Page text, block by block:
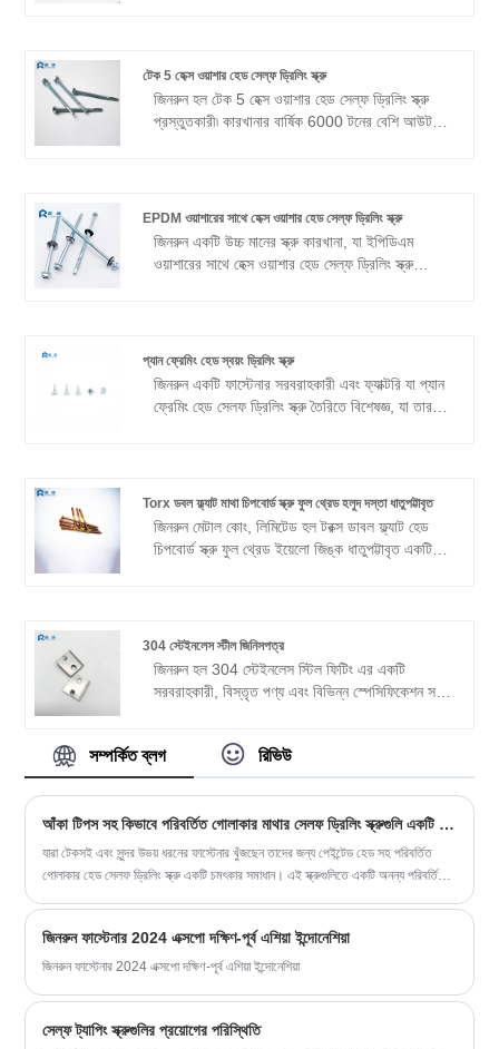
কাস্টমাইজড ফাস্টেনার সমাধান প্রদানের জন্য
প্রতিশ্রুতিবদ্ধ। আমরা আমাদের গ্রাহকদের অনন্য চাহিদা
মেটাতে স্পেসিফিকেশনের বিভিন্ন পরিসীমা অফার করি।
কাস্টমাইজেশনের এই প্রতিশ্রুতি, প্রতিযোগিতামূলক মূল্য
টেক 5 হেক্স ওয়াশার হেড সেল্ফ ড্রিলিং স্ক্রু
জিনরুন হল টেক 5 হেক্স ওয়াশার হেড সেল্ফ ড্রিলিং স্ক্রু
প্রস্তুতকারী৷ কারখানার বার্ষিক 6000 টনের বেশি আউটপুট,
EPDM ওয়াশারের সাথে হেক্স ওয়াশার হেড সেল্ফ ড্রিলিং স্ক্রু
জিনরুন একটি উচ্চ মানের স্ক্রু কারখানা, যা ইপিডিএম
ওয়াশারের সাথে হেক্স ওয়াশার হেড সেল্ফ ড্রিলিং স্ক্রু
প্যান ফ্রেমিং হেড স্বয়ং ড্রিলিং স্ক্রু
জিনরুন একটি ফাস্টেনার সরবরাহকারী এবং ফ্যাক্টরি যা প্যান
ফ্রেমিং হেড সেলফ ড্রিলিং স্ক্রু তৈরিতে বিশেষজ্ঞ, যা তার
পর্যন্ত, আমরা কঠোরভাবে প্রতিটি লিঙ্ক নিয়ন্ত্রণ করি।
জিনরুনের সমস্ত পণ্য গ্রাহকদের সর্বোত্তম মানের এবং
সবচেয়ে নির্ভরযোগ্য পণ্য সরবরাহ করার জন্য আইএসও
আন্তর্জাতিক মান ব্যবস্থাপনা সিস্টেম সার্টিফিকেশন পাস
Torx ডবল ফ্ল্যাট মাথা চিপবোর্ড স্ক্রু ফুল থ্রেড হলুদ দস্তা ধাতুপট্টাবৃত
জিনরুন মেটাল কোং, লিমিটেড হল টরক্স ডাবল ফ্ল্যাট হেড
চিপবোর্ড স্ক্রু ফুল থ্রেড ইয়েলো জিঙ্ক ধাতুপট্টাবৃত একটি
স্কেল ধন্যবাদ, আমরা প্রতিযোগিতামূলক মূল্য এবং দ্রুত
ডেলিভারি সময় অফার করতে সক্ষম. আমাদের পণ্যগুলি দক্ষিণ
আমেরিকা, দক্ষিণ-পূর্ব এশিয়া এবং অন্যান্য দেশে ভাল বিক্রি
304 স্টেইনলেস স্টীল জিনিসপত্র
জিনরুন হল 304 স্টেইনলেস স্টিল ফিটিং এর একটি
সরবরাহকারী, বিস্তৃত পণ্য এবং বিভিন্ন স্পেসিফিকেশন সহ,
সম্পর্কিত ব্লগ রিভিউ
আঁকা টিপস সহ কিভাবে পরিবর্তিত গোলাকার মাথার সেলফ ড্রিলিং স্ক্রুগুলি একটি টেকসই এবং নান্দনিকভাবে আনন্দদায়ক বেঁধে রাখার সমাধান প্রদান করে
যারা টেকসই এবং সুন্দর উভয় ধরনের ফাস্টেনার খুঁজছেন তাদের জন্য পেইন্টেড হেড সহ পরিবর্তিত
গোলাকার হেড সেলফ ড্রিলিং স্ক্রু একটি চমৎকার সমাধান। এই স্ক্রুগুলিতে একটি অনন্য পরিবর্তিত
জিনরুন ফাস্টেনার 2024 এক্সপো দক্ষিণ-পূর্ব এশিয়া ইন্দোনেশিয়া
জিনরুন ফাস্টেনার 2024 এক্সপো দক্ষিণ-পূর্ব এশিয়া ইন্দোনেশিয়া
সেল্ফ ট্যাপিং স্ক্রুগুলির প্রয়োগের পরিস্থিতি